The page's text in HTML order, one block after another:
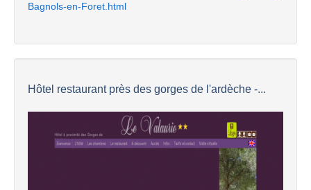
Bagnols-en-Foret.html
Hôtel restaurant près des gorges de l'ardèche -...